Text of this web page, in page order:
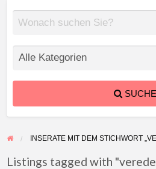
SUCHE
INSERATE MIT DEM STICHWORT
Listings tagged with